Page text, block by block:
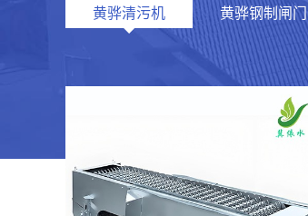
黄骅清污机 黄骅钢制闸门